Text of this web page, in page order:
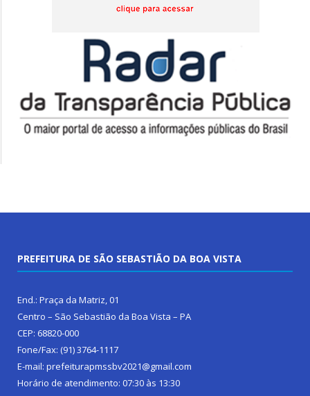
PREFEITURA DE SÃO SEBASTIÃO DA BOA VISTA
End.: Praça da Matriz, 01
Centro – São Sebastião da Boa Vista – PA
CEP: 68820-000
Fone/Fax: (91) 3764-1117
E-mail: prefeiturapmssbv2021@gmail.com
Horário de atendimento: 07:30 às 13:30